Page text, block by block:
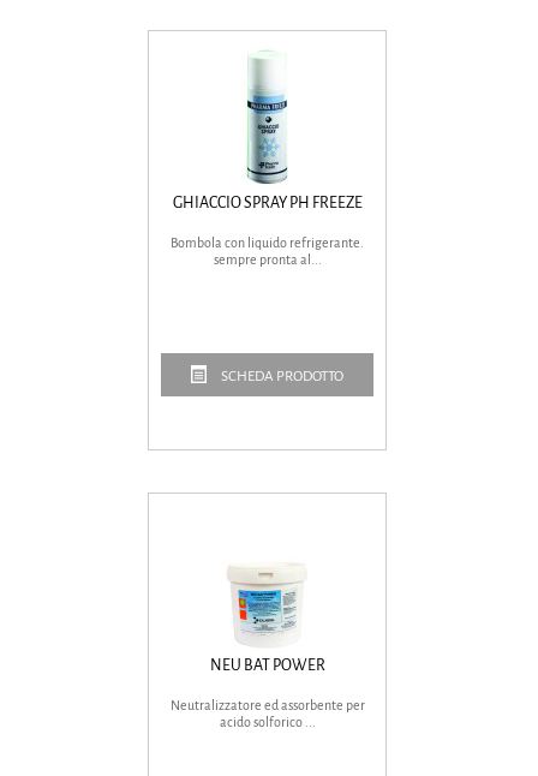
GHIACCIO SPRAY PH FREEZE
Bombola con liquido refrigerante.
sempre pronta al...
SCHEDA PRODOTTO
NEU BAT POWER
Neutralizzatore ed assorbente per
acido solforico ...